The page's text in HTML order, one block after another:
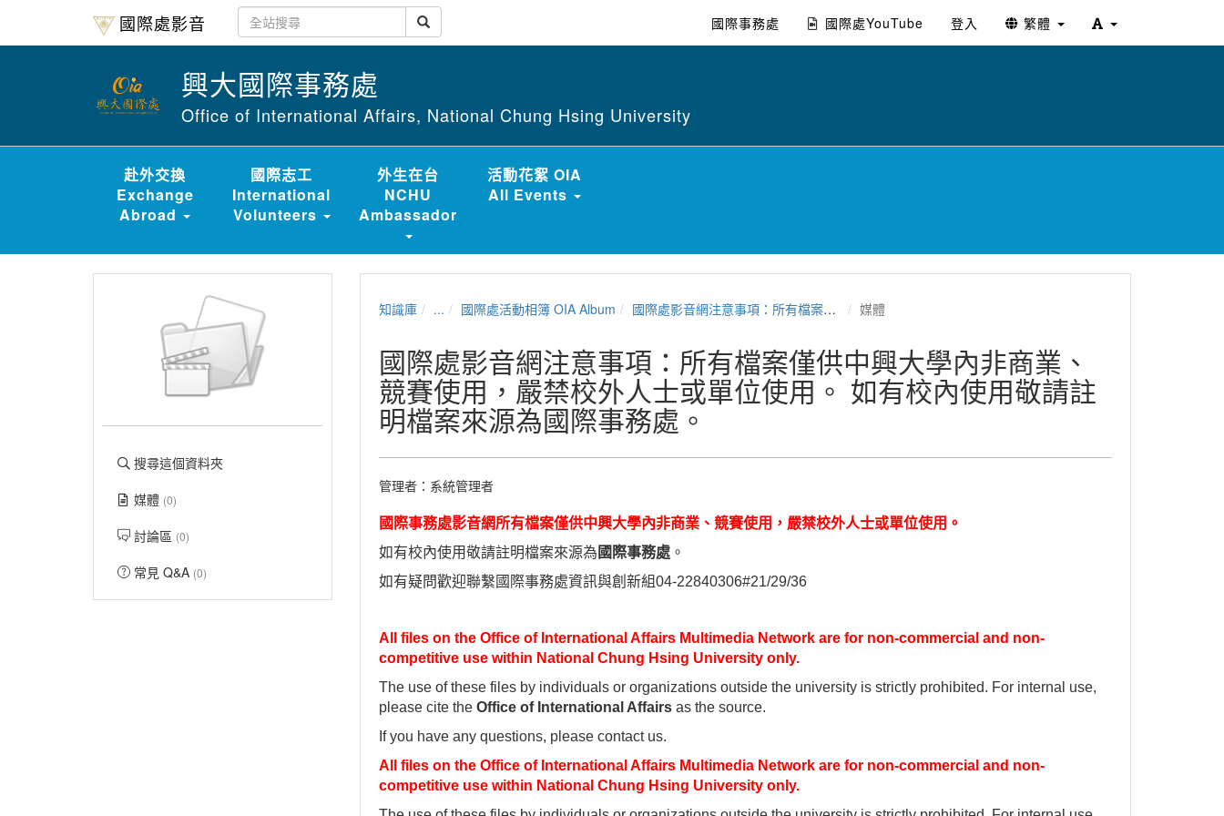
國際處影音 國際事務處 國際處YouTube 登入 繁體
興大國際事務處
Office of International Affairs, National Chung Hsing University
赴外交換
Exchange
Abroad
國際志工
International
Volunteers
外生在台
NCHU
Ambassador
活動花絮 OIA
All Events
搜尋這個資料夾
媒體 (0)
討論區 (0)
常見 Q&A (0)
知識庫 ... 國際處活動相簿 OIA Album 國際處影音網注意事項：所有檔案僅供中興大學內非商業、競賽使用，嚴禁校外人士或單位使用。 如有校內使用敬請註明檔案來源為國際事務處。 媒體
國際處影音網注意事項：所有檔案僅供中興大學內非商業、
競賽使用，嚴禁校外人士或單位使用。 如有校內使用敬請註
明檔案來源為國際事務處。
管理者： 系統管理者
國際事務處影音網所有檔案僅供中興大學內非商業、競賽使用，嚴禁校外人士或單位使用。
如有校內使用敬請註明檔案來源為 國際事務處。
如有疑問歡迎聯繫國際事務處資訊與創新組04-22840306#21/29/36
All files on the Office of International Affairs Multimedia Network are for non-commercial and non-
competitive use within National Chung Hsing University only.
The use of these files by individuals or organizations outside the university is strictly prohibited. For internal use,
please cite the Office of International Affairs as the source.
If you have any questions, please contact us.
All files on the Office of International Affairs Multimedia Network are for non-commercial and non-
competitive use within National Chung Hsing University only.